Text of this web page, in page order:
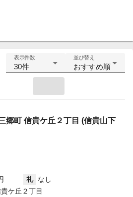
表示件数
30件
並び替え
おすすめ順
郷町 信貴ケ丘２丁目 (信貴山下
礼
なし
ケ丘２丁目